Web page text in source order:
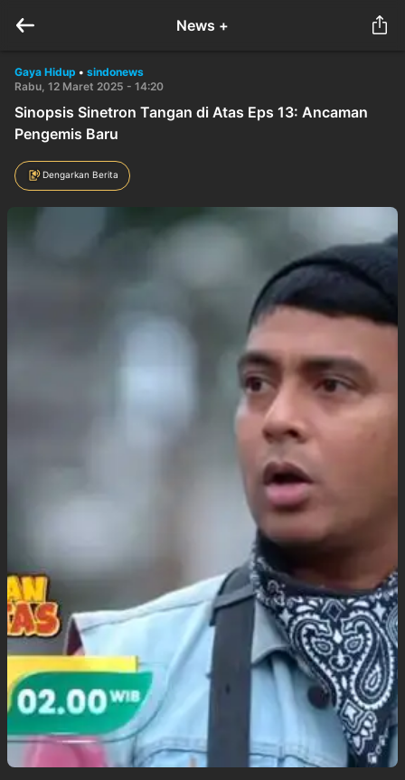
News +
Gaya Hidup • sindonews
Rabu, 12 Maret 2025 - 14:20
Sinopsis Sinetron Tangan di Atas Eps 13: Ancaman
Pengemis Baru
Dengarkan Berita